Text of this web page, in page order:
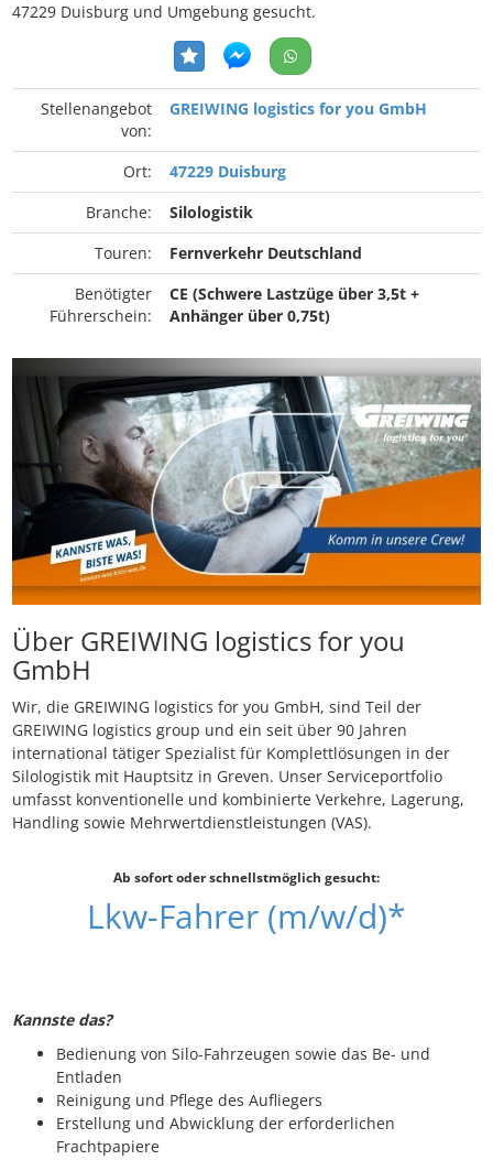
47229 Duisburg und Umgebung gesucht.
Stellenangebot
von:
GREIWING logistics for you GmbH
Ort:
47229 Duisburg
Branche:
Silologistik
Touren:
Fernverkehr Deutschland
Benötigter
Führerschein:
CE (Schwere Lastzüge über 3,5t +
Anhänger über 0,75t)
Über GREIWING logistics for you
GmbH
Wir, die GREIWING logistics for you GmbH, sind Teil der
GREIWING logistics group und ein seit über 90 Jahren
international tätiger Spezialist für Komplettlösungen in der
Silologistik mit Hauptsitz in Greven. Unser Serviceportfolio
umfasst konventionelle und kombinierte Verkehre, Lagerung,
Handling sowie Mehrwertdienstleistungen (VAS).
Ab sofort oder schnellstmöglich gesucht:
Lkw-Fahrer (m/w/d)*
Kannste das?
Bedienung von Silo-Fahrzeugen sowie das Be- und
Entladen
Reinigung und Pflege des Aufliegers
Erstellung und Abwicklung der erforderlichen
Frachtpapiere